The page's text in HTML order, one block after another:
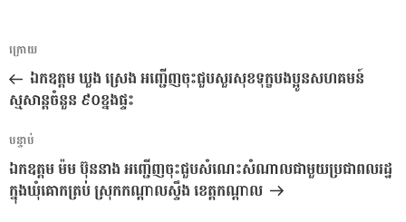
ការ​
នាំទិស​
ប្រកាស
អត្ថបទ
មុន
ក្រោយ
ឯកឧត្តម ឃួង ស្រេង អញ្ជើញចុះជួបសួរសុខទុក្ខបងប្អូនសហគមន៍
ស្មសាន្តចំនួន ៩០ខ្នងផ្ទះ
អត្ថបទ
បន្ទាប់
បន្ទាប់
ឯកឧត្តម ម៉ម ប៊ុននាង អញ្ជើញចុះជួបសំណេះសំណាលជាមួយប្រជាពលរដ្ឋ
ក្នុងឃុំគោកត្រប់ ស្រុកកណ្តាលស្ទឹង ខេត្តកណ្តាល